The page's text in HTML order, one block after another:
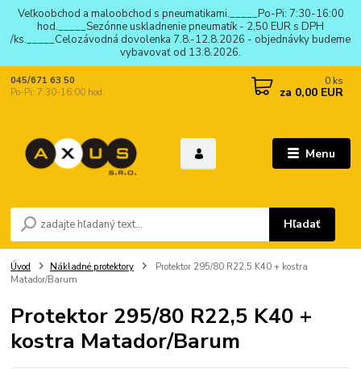
Veľkoobchod a maloobchod s pneumatikami._____Po-Pi: 7:30-16:00
hod._____Sezónne uskladnenie pneumatík - 2,50 EUR s DPH
/ks._____Celozávodná dovolenka 7.8.-12.8.2026 - objednávky budeme
vybavovať od 13.8.2026.
Menu
Hľadať
045/671 63 50
Po-Pi: 7:30-16:00 hod.
0 ks
za 0,00 EUR
Úvod Nákladné protektory
Protektor 295/80 R22,5 K40 + kostra
Matador/Barum
Protektor 295/80 R22,5 K40 +
kostra Matador/Barum